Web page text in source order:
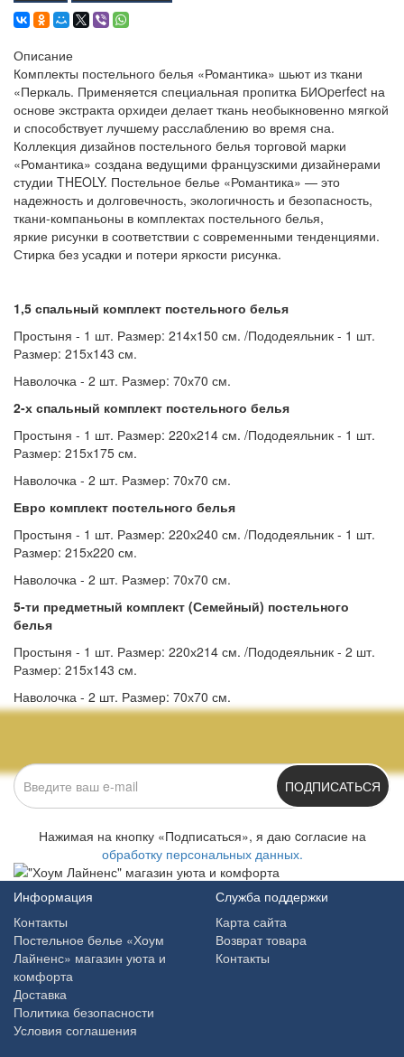
Описание
Комплекты постельного белья «Романтика» шьют из ткани
«Перкаль. Применяется специальная пропитка БИОperfect на
основе экстракта орхидеи делает ткань необыкновенно мягкой
и способствует лучшему расслаблению во время сна.
Коллекция дизайнов постельного белья торговой марки
«Романтика» создана ведущими французскими дизайнерами
студии THEOLY. Постельное белье «Романтика» — это
надежность и долговечность, экологичность и безопасность,
ткани-компаньоны в комплектах постельного белья,
яркие рисунки в соответствии с современными тенденциями.
Стирка без усадки и потери яркости рисунка.
1,5 спальный комплект постельного белья
Простыня - 1 шт. Размер: 214х150 см. /Пододеяльник - 1 шт.
Размер: 215х143 см.
Наволочка - 2 шт. Размер: 70х70 см.
2-х спальный комплект постельного белья
Простыня - 1 шт. Размер: 220х214 см. /Пододеяльник - 1 шт.
Размер: 215х175 см.
Наволочка - 2 шт. Размер: 70х70 см.
Евро комплект постельного белья
Простыня - 1 шт. Размер: 220х240 см. /Пододеяльник - 1 шт.
Размер: 215х220 см.
Наволочка - 2 шт. Размер: 70х70 см.
5-ти предметный комплект (Семейный) постельного
белья
Простыня - 1 шт. Размер: 220х214 см. /Пододеяльник - 2 шт.
Размер: 215х143 см.
Наволочка - 2 шт. Размер: 70х70 см.
ПОДПИСАТЬСЯ
Нажимая на кнопку «Подписаться», я даю cогласие на
обработку персональных данных.
Информация
Контакты
Постельное белье «Хоум
Лайненс» магазин уюта и
комфорта
Доставка
Политика безопасности
Условия соглашения
Служба поддержки
Карта сайта
Возврат товара
Контакты